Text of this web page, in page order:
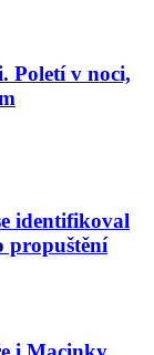
Poletí v noci,
identifikoval
propuštění